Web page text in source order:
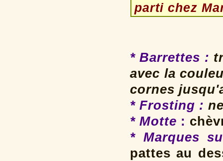
parti chez
* Barrettes :
avec la
cornes
* Frosting :
* Motte :
* Marques
pattes au